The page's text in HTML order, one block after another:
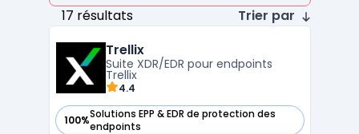
17 résultats
Trier par
Trellix
Suite XDR/EDR pour endpoints
Trellix
4.4
100%Solutions EPP & EDR de protection des
endpoints
— voir Trellix dans cette catégorie